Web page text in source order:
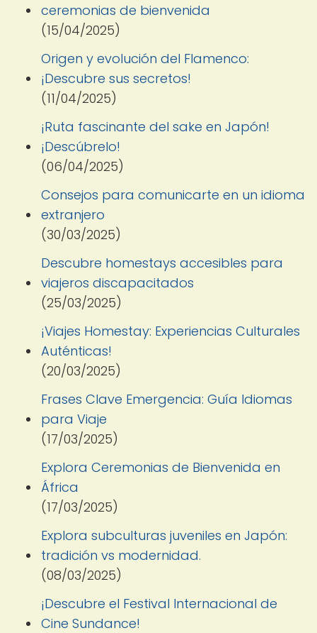
ceremonias de bienvenida
(15/04/2025)
Origen y evolución del Flamenco:
¡Descubre sus secretos!
(11/04/2025)
¡Ruta fascinante del sake en Japón!
¡Descúbrelo!
(06/04/2025)
Consejos para comunicarte en un idioma
extranjero
(30/03/2025)
Descubre homestays accesibles para
viajeros discapacitados
(25/03/2025)
¡Viajes Homestay: Experiencias Culturales
Auténticas!
(20/03/2025)
Frases Clave Emergencia: Guía Idiomas
para Viaje
(17/03/2025)
Explora Ceremonias de Bienvenida en
África
(17/03/2025)
Explora subculturas juveniles en Japón:
tradición vs modernidad.
(08/03/2025)
¡Descubre el Festival Internacional de
Cine Sundance!